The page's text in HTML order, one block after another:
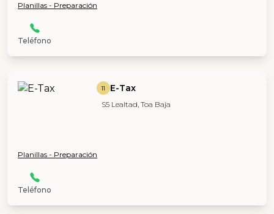
Planillas - Preparación
Teléfono
11 E-Tax
S5 Lealtad, Toa Baja
Planillas - Preparación
Teléfono